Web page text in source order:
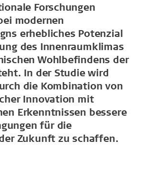
Forschungen
modernen
erhebliches Potenzial
des Innenraumklimas
Wohlbefindens der
In der Studie wird
die Kombination von
Innovation mit
Erkenntnissen bessere
für die
Zukunft zu schaffen.